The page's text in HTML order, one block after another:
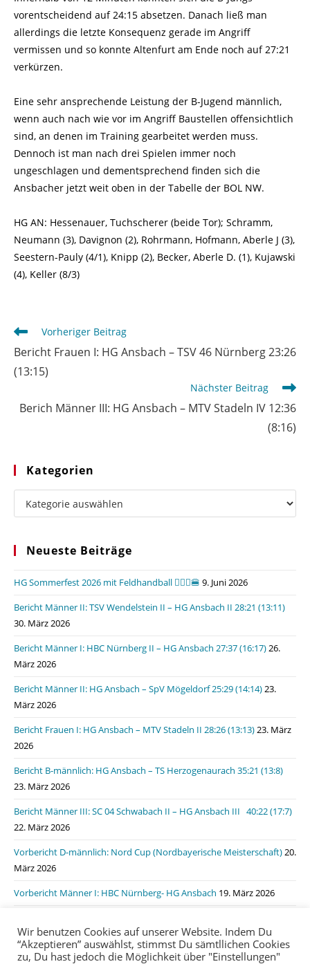
vorentscheidend auf 24:15 absetzen. Danach ließ man
allerdings die letzte Konsequenz gerade im Angriff
vermissen und so konnte Altenfurt am Ende noch auf 27:21
verkürzen.
Eine sehr ansprechende Leistung der B-Jugend männlich,
wenn auch nach wie vor im Angriff Baustellen offensichtlich
sind, an denen im Training gearbeitet werden muss.
Dennoch ist man nach drei Spielen immer noch
ungeschlagen und dementsprechend finden sich die
Ansbacher jetzt weit oben in der Tabelle der BOL NW.
HG AN: Hessenauer, Tuchscherer (beide Tor); Schramm,
Neumann (3), Davignon (2), Rohrmann, Hofmann, Aberle J (3),
Seestern-Pauly (4/1), Knipp (2), Becker, Aberle D. (1), Kujawski
(4), Keller (8/3)
Weitere
Artikel
ansehen
Vorheriger Beitrag
Bericht Frauen I: HG Ansbach – TSV 46 Nürnberg 23:26
(13:15)
Nächster Beitrag
Berich Männer III: HG Ansbach – MTV Stadeln IV 12:36
(8:16)
Kategorien
Kategorien
Neueste Beiträge
HG Sommerfest 2026 mit Feldhandball 🤾🏼‍♂️🍔 9. Juni 2026
Bericht Männer II: TSV Wendelstein II – HG Ansbach II 28:21 (13:11)
30. März 2026
Bericht Männer I: HBC Nürnberg II – HG Ansbach 27:37 (16:17)26.
März 2026
Bericht Männer II: HG Ansbach – SpV Mögeldorf 25:29 (14:14)23.
März 2026
Bericht Frauen I: HG Ansbach – MTV Stadeln II 28:26 (13:13)23. März
2026
Bericht B-männlich: HG Ansbach – TS Herzogenaurach 35:21 (13:8)
23. März 2026
Bericht Männer III: SC 04 Schwabach II – HG Ansbach III 40:22 (17:7)
22. März 2026
Vorbericht D-männlich: Nord Cup (Nordbayerische Meisterschaft)20.
März 2026
Vorbericht Männer I: HBC Nürnberg- HG Ansbach 19. März 2026
19. März 2026
Wir benutzen Cookies auf unserer Website. Indem Du
“Akzeptieren” auswählst, stimmst Du sämtllichen Cookies
zu, Du hast jedoch die Möglichkeit über "Einstellungen"